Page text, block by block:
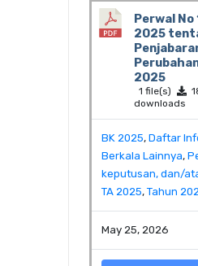
Perwal No
2025
2025
1 file(s)
downloads
BK 2025, Daftar
Berkala Lainnya,
keputusan, dan/
TA 2025, Tahun
May 25, 2026